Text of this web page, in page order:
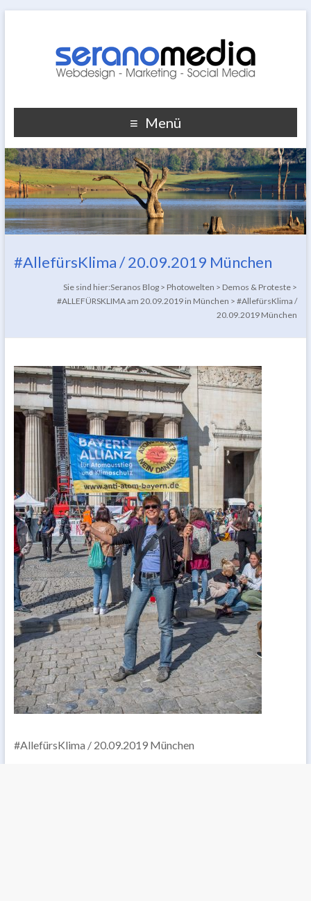
Menü
#AllefürsKlima / 20.09.2019 München
Sie sind hier:Seranos Blog > Photowelten > Demos & Proteste >
#ALLEFÜRSKLIMA am 20.09.2019 in München >#AllefürsKlima /
20.09.2019 München
#AllefürsKlima / 20.09.2019 München